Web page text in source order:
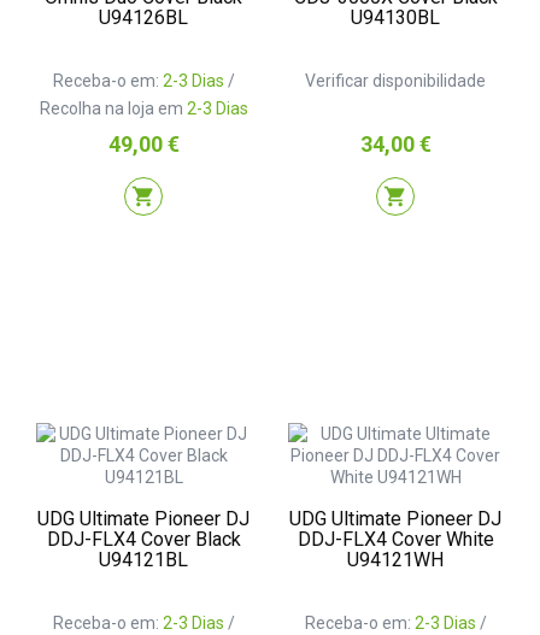
U94126BL
Receba-o em: 2-3 Dias /
Recolha na loja em 2-3 Dias
Preço
49,00 €
shopping_cart
U94130BL
Verificar disponibilidade
Preço
34,00 €
shopping_cart
UDG Ultimate Pioneer DJ
DDJ-FLX4 Cover Black
U94121BL
Receba-o em: 2-3 Dias /
UDG Ultimate Pioneer DJ
DDJ-FLX4 Cover White
U94121WH
Receba-o em: 2-3 Dias /